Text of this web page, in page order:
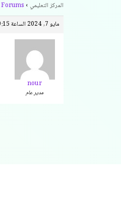
المركز التعليمي ›
Forums
مايو 7, 2024 الساعة 9:15 م
nour
مدير عام